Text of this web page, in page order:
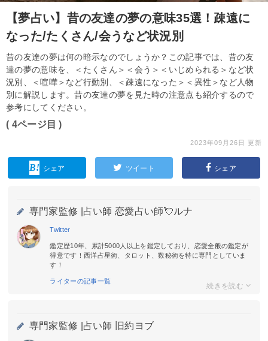
【夢占い】昔の友達の夢の意味35選！疎遠に
なった/たくさん/会うなど状況別
昔の友達の夢は何の暗示なのでしょうか？この記事では、昔の友
達の夢の意味を、＜たくさん＞＜会う＞＜いじめられる＞など状
況別、＜喧嘩＞など行動別、＜疎遠になった＞＜異性＞など人物
別に解説します。昔の友達の夢を見た時の注意点も紹介するので
参考にしてください。
( 4ページ目 )
2023年09月26日 更新
シェア ツイート シェア
専門家監修 | 占い師 恋愛占い師💘ルナ
Twitter
鑑定歴10年、累計5000人以上を鑑定しており、恋愛全般の鑑定が
得意です！西洋占星術、タロット、数秘術を特に専門としていま
す！
ライターの記事一覧
専門家監修 | 占い師 旧約ヨブ